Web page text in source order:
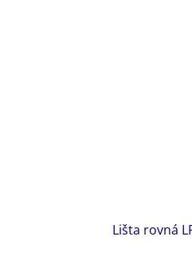
Lišta rovná